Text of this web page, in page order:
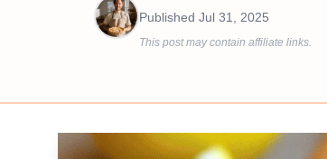
Published Jul 31, 2025
This post may contain affiliate links.